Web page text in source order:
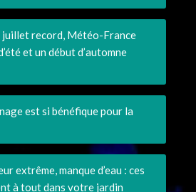
juillet record, Météo-France
et un début d’automne
est si bénéfique pour la
extrême, manque d’eau : ces
à tout dans votre jardin